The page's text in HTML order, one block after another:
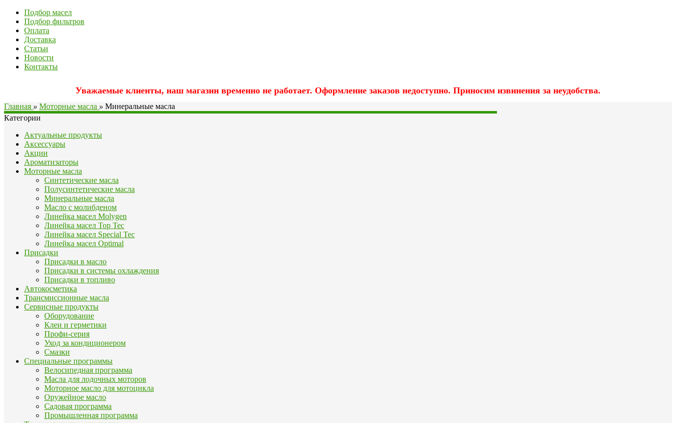
Подбор масел
Подбор фильтров
Оплата
Доставка
Статьи
Новости
Контакты
Уважаемые клиенты, наш магазин временно не работает. Оформление заказов недоступно. Приносим извинения за неудобства.
Главная » Моторные масла » Минеральные масла
Категории
Актуальные продукты
Аксессуары
Акции
Ароматизаторы
Моторные масла
Синтетические масла
Полусинтетические масла
Минеральные масла
Масло с молибденом
Линейка масел Molygen
Линейка масел Top Tec
Линейка масел Special Tec
Линейка масел Optimal
Присадки
Присадки в масло
Присадки в системы охлаждения
Присадки в топливо
Автокосметика
Трансмиссионные масла
Сервисные продукты
Оборудование
Клеи и герметики
Профи-серия
Уход за кондиционером
Смазки
Специальные программы
Велосипедная программа
Масла для лодочных моторов
Моторное масло для мотоцикла
Оружейное масло
Садовая программа
Промышленная программа